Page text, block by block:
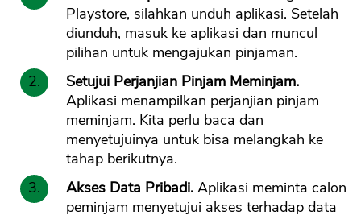
Playstore, silahkan unduh aplikasi. Setelah
diunduh, masuk ke aplikasi dan muncul
pilihan untuk mengajukan pinjaman.
Setujui Perjanjian Pinjam Meminjam.
Aplikasi menampilkan perjanjian pinjam
meminjam. Kita perlu baca dan
menyetujuinya untuk bisa melangkah ke
tahap berikutnya.
Akses Data Pribadi. Aplikasi meminta calon
peminjam menyetujui akses terhadap data